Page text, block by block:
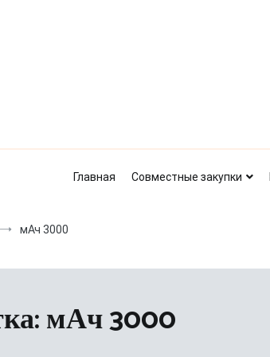
Главная Совместные закупки
мАч 3000
мАч 3000